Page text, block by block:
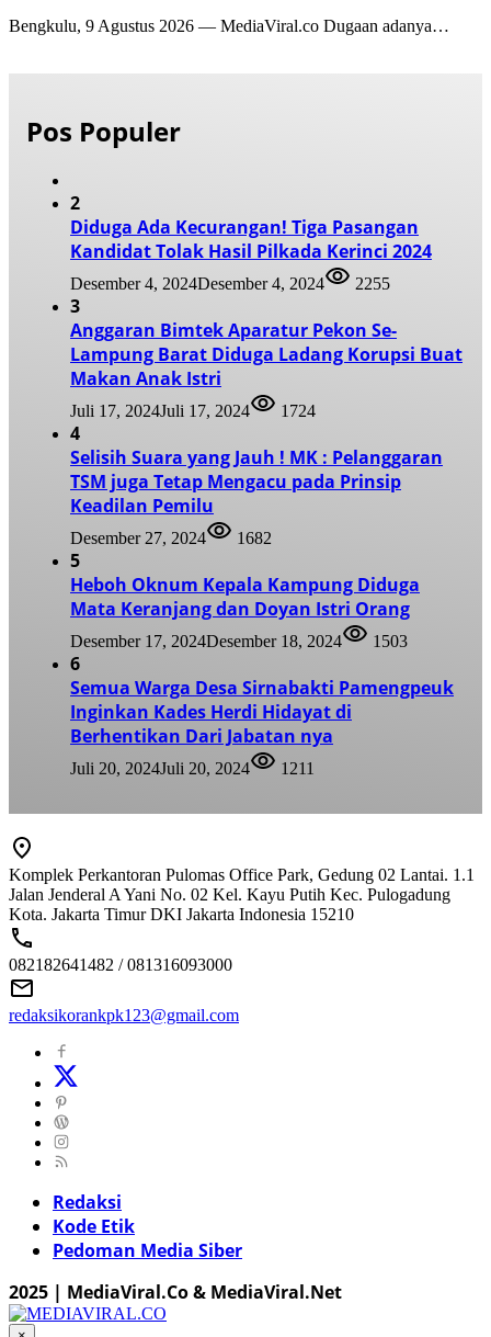
Bengkulu, 9 Agustus 2026 — MediaViral.co Dugaan adanya…
Pos Populer
2
Diduga Ada Kecurangan! Tiga Pasangan
Kandidat Tolak Hasil Pilkada Kerinci 2024
Desember 4, 2024Desember 4, 2024 2255
3
Anggaran Bimtek Aparatur Pekon Se-
Lampung Barat Diduga Ladang Korupsi Buat
Makan Anak Istri
Juli 17, 2024Juli 17, 2024 1724
4
Selisih Suara yang Jauh ! MK : Pelanggaran
TSM juga Tetap Mengacu pada Prinsip
Keadilan Pemilu
Desember 27, 2024 1682
5
Heboh Oknum Kepala Kampung Diduga
Mata Keranjang dan Doyan Istri Orang
Desember 17, 2024Desember 18, 2024 1503
6
Semua Warga Desa Sirnabakti Pamengpeuk
Inginkan Kades Herdi Hidayat di
Berhentikan Dari Jabatan nya
Juli 20, 2024Juli 20, 2024 1211
Komplek Perkantoran Pulomas Office Park, Gedung 02 Lantai. 1.1
Jalan Jenderal A Yani No. 02 Kel. Kayu Putih Kec. Pulogadung
Kota. Jakarta Timur DKI Jakarta Indonesia 15210
082182641482 / 081316093000
redaksikorankpk123@gmail.com
Redaksi
Kode Etik
Pedoman Media Siber
2025 | MediaViral.Co & MediaViral.Net